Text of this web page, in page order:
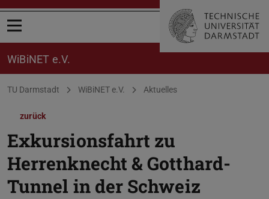
Menü öffnen
WiBiNET e.V.
Sie befinden sich hier:
TU Darmstadt WiBiNET e.V. Aktuelles
zurück
Exkursionsfahrt zu
Herrenknecht & Gotthard-
Tunnel in der Schweiz